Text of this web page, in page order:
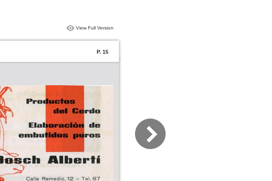
View Full Version
P. 15